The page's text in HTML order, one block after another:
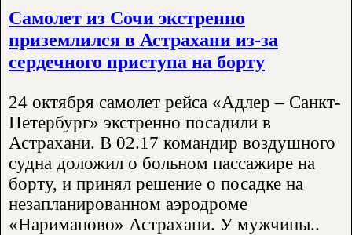
Самолет из Сочи экстренно
приземлился в Астрахани из-за
сердечного приступа на борту
24 октября самолет рейса «Адлер – Санкт-
Петербург» экстренно посадили в
Астрахани. В 02.17 командир воздушного
судна доложил о больном пассажире на
борту, и принял решение о посадке на
незапланированном аэродроме
«Нариманово» Астрахани. У мужчины..